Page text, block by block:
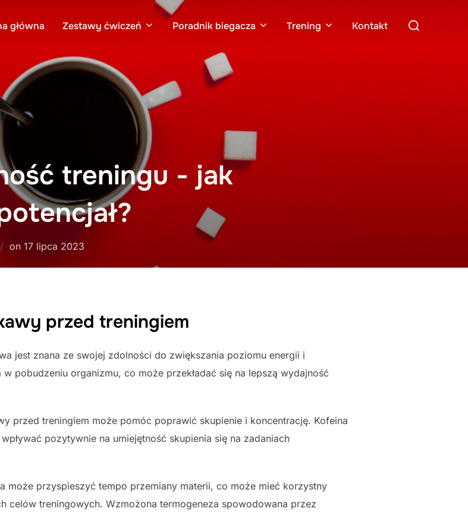
główna Zestawy ćwiczeń Poradnik biegacza Trening Kontakt
Search
treningu - jak
on Posted
17 lipca 2023
przed treningiem
jest znana ze swojej zdolności do zwiększania poziomu energii i
pobudzeniu organizmu, co może przekładać się na lepszą wydajność
przed treningiem może pomóc poprawić skupienie i koncentrację. Kofeina
pozytywnie na umiejętność skupienia się na zadaniach
może przyspieszyć tempo przemiany materii, co może mieć korzystny
celów treningowych. Wzmożona termogeneza spowodowana przez